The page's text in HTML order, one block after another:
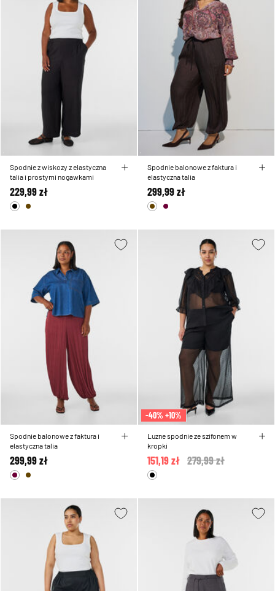
Spodnie z wiskozy z elastyczna
talia i prostymi nogawkami
229,99 zł
Spodnie balonowe z faktura i
elastyczna talia
299,99 zł
Spodnie balonowe z faktura i
elastyczna talia
299,99 zł
-40% +10%
Luzne spodnie ze szifonem w
kropki
Price reduced from
279,99 zł
151,19 zł